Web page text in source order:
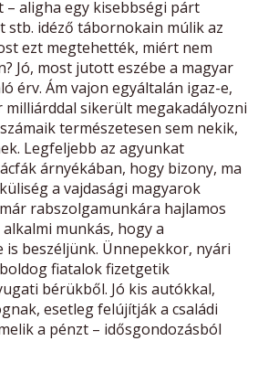
– aligha egy kisebbségi párt
stb. idéző tábornokain múlik az
ezt megtehették, miért nem
Jó, most jutott eszébe a magyar
érv. Ám vajon egyáltalán igaz-e,
sikerült megakadályozni
természetesen sem nekik,
Legfeljebb az agyunkat
árnyékában, hogy bizony, ma
a vajdasági magyarok
rabszolgamunkára hajlamos
munkás, hogy a
beszéljünk. Ünnepekkor, nyári
fiatalok fizetgetik
bérükből. Jó kis autókkal,
esetleg felújítják a családi
a pénzt – idősgondozásból